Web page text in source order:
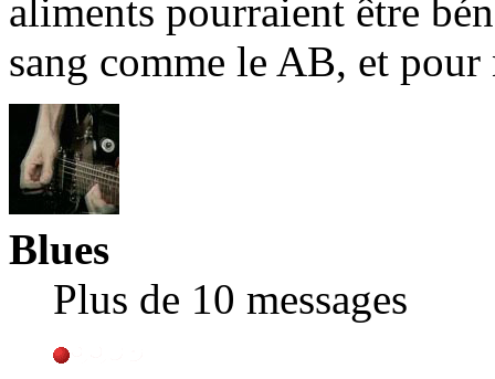
aliments pourraient être
sang comme le AB, et
Blues
Plus de 10 messages